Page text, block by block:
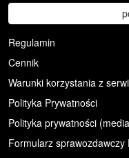
Regulamin
Cennik
Warunki korzystania z
Polityka Prywatności
Polityka prywatności
Formularz sprawozdawczy